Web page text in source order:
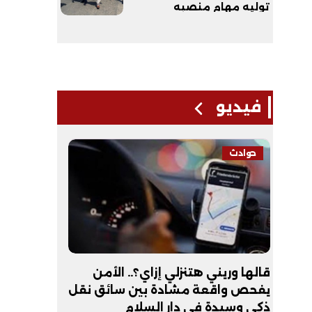
توليه مهام منصبه
فيديو
حوادث
قالها وريني هتنزلي إزاي؟.. الأمن
يفحص واقعة مشادة بين سائق نقل
ذكي وسيدة في دار السلام